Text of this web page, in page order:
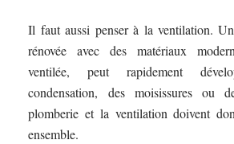
Il faut aussi penser à la ventilation.
rénovée avec des matériaux
ventilée, peut rapidement
condensation, des moisissures ou
plomberie et la ventilation doivent
ensemble.